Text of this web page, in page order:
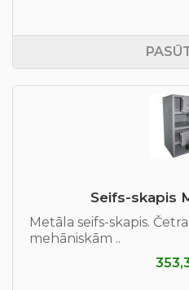
Seifs-skapis
Metāla seifs-skapis.
mehāniskām ..